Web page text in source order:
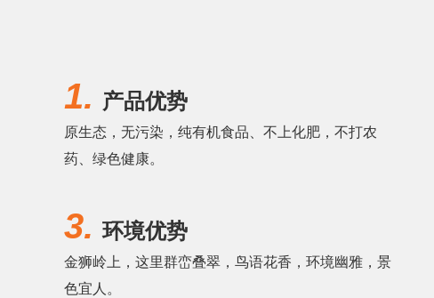
1. 产品优势
原生态，无污染，纯有机食品、不上化肥，不打农
药、绿色健康。
3. 环境优势
金狮岭上，这里群峦叠翠，鸟语花香，环境幽雅，景
色宜人。